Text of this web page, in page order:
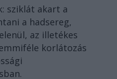
sziklát akart a
a hadsereg,
az illetékes
korlátozás